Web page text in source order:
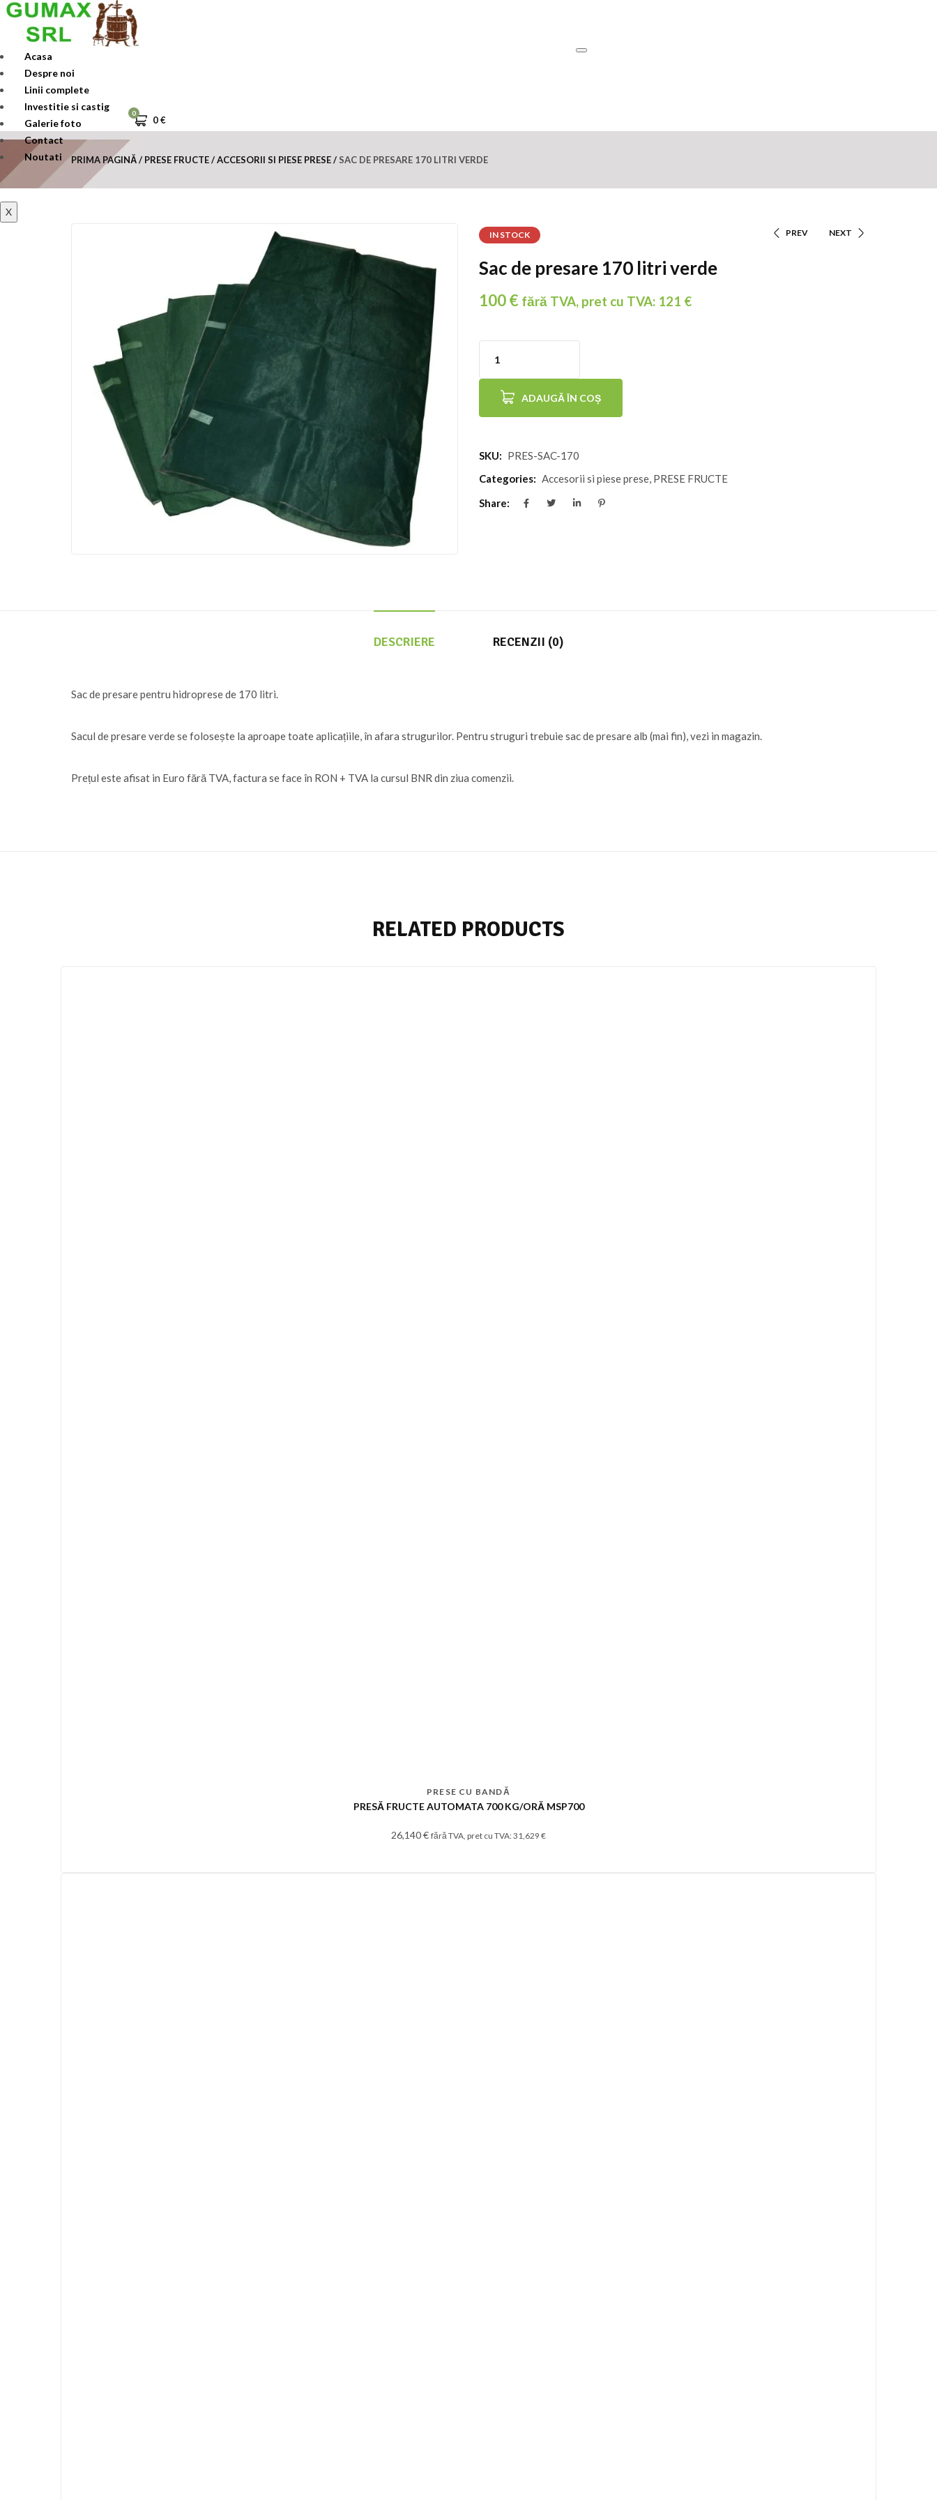
Skip
content
Acasa
Despre noi
Linii complete
Investitie si castig
Galerie foto
Contact
Noutati
X
0
0€
PRIMA PAGINĂ PRESE FRUCTE ACCESORII SI PIESE PRESE SAC DE PRESARE 170 LITRI VERDE
IN STOCK PREV NEXT
Sac de presare 170 litri verde
100€ fără TVA, pret cu TVA: 121 €
170
litri
ADAUGĂ ÎN COȘ
SKU: PRES-SAC-170
Categories: Accesorii si piese prese, PRESE FRUCTE
Share:
DESCRIERE RECENZII (0)
Sac de presare pentru hidroprese de 170 litri.
Sacul de presare verde se folosește la aproape toate aplicațiile, în afara strugurilor. Pentru struguri trebuie sac de presare alb (mai fin), vezi in magazin.
Prețul este afisat in Euro fără TVA, factura se face în RON + TVA la cursul BNR din ziua comenzii.
RELATED PRODUCTS
PRESE CU BANDĂ
PRESĂ FRUCTE AUTOMATA 700 KG/ORĂ MSP700
26,140€ fără TVA, pret cu TVA: 31,629 €